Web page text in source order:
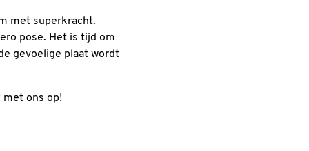
met superkracht.
pose. Het is tijd om
gevoelige plaat wordt
met ons op!